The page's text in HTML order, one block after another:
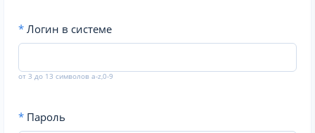
* Логин в системе
от 3 до 13 символов a-z,0-9
* Пароль